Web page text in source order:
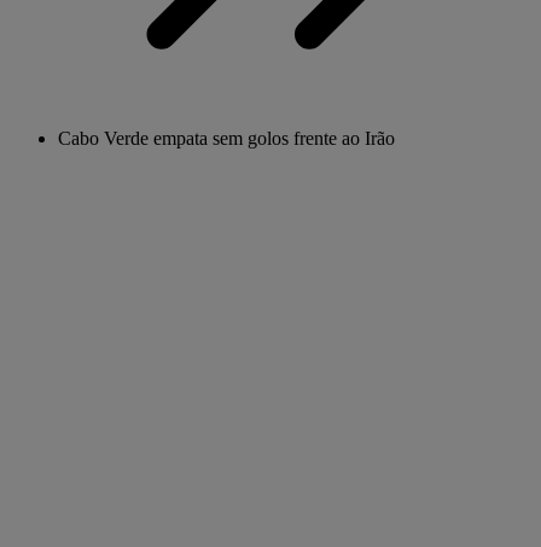
Cabo Verde empata sem golos frente ao Irão